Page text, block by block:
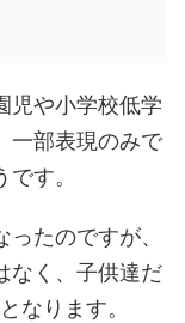
児や小学校低学
一部表現のみで
す。
たのですが、
なく、子供達だ
なります。